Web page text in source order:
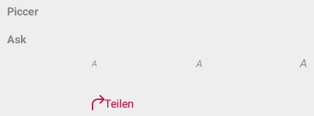
Piccer
Ask
A A A
Teilen